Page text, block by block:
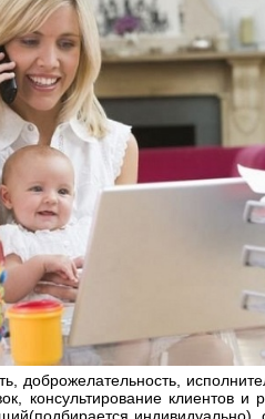
доброжелательность,
клиентов и